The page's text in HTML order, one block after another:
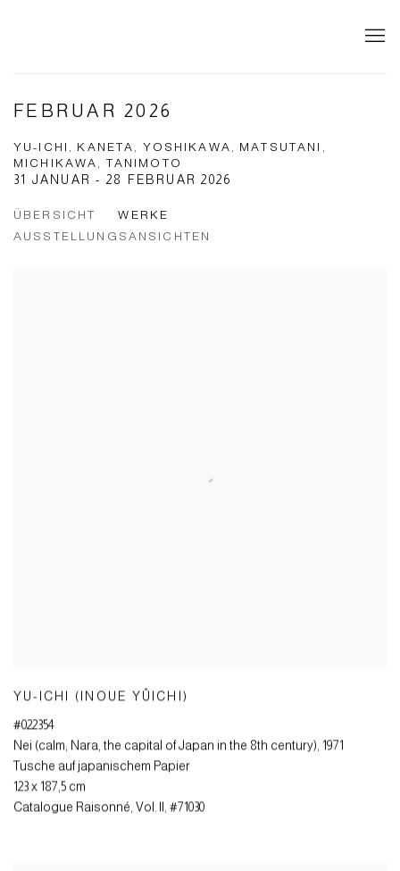
FEBRUAR 2026
YU-ICHI, KANETA, YOSHIKAWA, MATSUTANI,
MICHIKAWA, TANIMOTO
31 JANUAR - 28 FEBRUAR 2026
ÜBERSICHT
WERKE
AUSSTELLUNGSANSICHTEN
YU-ICHI (INOUE YÛICHI)
#022354
Nei (calm; Nara, the capital of Japan in the 8th century), 1971
Tusche auf japanischem Papier
123 x 187,5 cm
Catalogue Raisonné, Vol. II, #71030